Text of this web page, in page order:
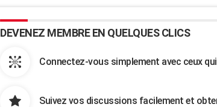
DEVENEZ MEMBRE EN QUELQUES CLICS
Connectez-vous simplement avec ceux
Suivez vos discussions facilement et